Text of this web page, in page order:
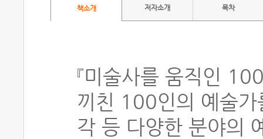
책소개 저자소개 목차
『미술사를 움직인
끼친 100인의 예술
각 등 다양한 분야의